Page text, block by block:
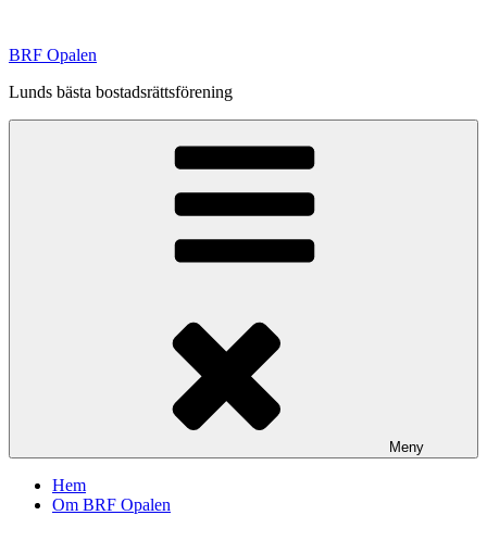
innehåll
BRF Opalen
Lunds bästa bostadsrättsförening
Meny
Hem
Om BRF Opalen